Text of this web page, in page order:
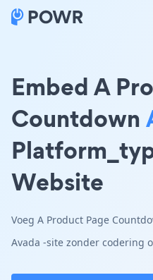
Embed A
Countdown
Website
Voeg A Product Page
Avada -site zonder codering